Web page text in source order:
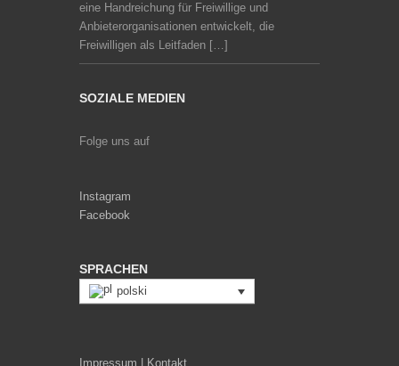
eine Handreichung für Freiwillige und
Anbieterorganisationen entwickelt, die
Freiwilligen als Leitfaden […]
SOZIALE MEDIEN
Folge uns auf
Instagram
Facebook
SPRACHEN
polski
Impressum | Kontakt